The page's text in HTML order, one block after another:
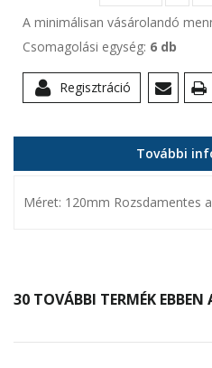
A minimálisan vásárolandó
Csomagolási egység: 6 db
Regisztráció
További
Méret: 120mm Rozsdamentes
30 TOVÁBBI TERMÉK